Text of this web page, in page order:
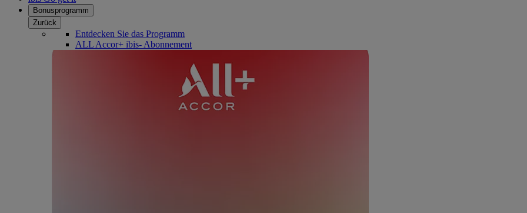
Bonusprogramm
Zurück
Entdecken Sie das Programm
ALL Accor+ ibis- Abonnement